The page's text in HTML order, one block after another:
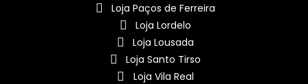
Loja Paços de Ferreira
Loja Lordelo
Loja Lousada
Loja Santo Tirso
Loja Vila Real